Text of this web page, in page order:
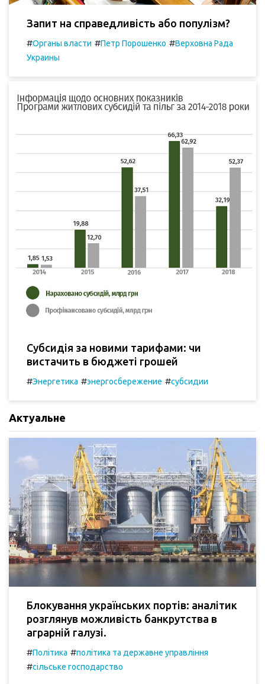
Запит на справедливість або популізм?
#Органы власти #Петр Порошенко #Верховна Рада
Украины
Субсидія за новими тарифами: чи
вистачить в бюджеті грошей
#Энергетика #энергосбережение #субсидии
Актуальне
Блокування українських портів: аналітик
розглянув можливість банкрутства в
аграрній галузі.
#Політика #політика та державне управління
#сільське господарство